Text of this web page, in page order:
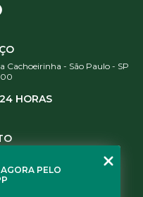
Cachoeirinha - São Paulo - SP
HORAS
PELO